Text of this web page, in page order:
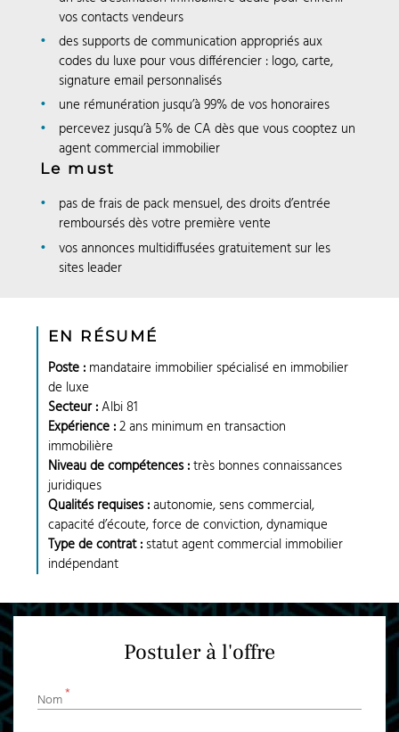
vos contacts vendeurs
des supports de communication appropriés aux
codes du luxe pour vous différencier : logo, carte,
signature email personnalisés
une rémunération jusqu’à 99% de vos honoraires
percevez jusqu’à 5% de CA dès que vous cooptez un
agent commercial immobilier
Le must
pas de frais de pack mensuel, des droits d’entrée
remboursés dès votre première vente
vos annonces multidiffusées gratuitement sur les
sites leader
EN RÉSUMÉ
Poste : mandataire immobilier spécialisé en immobilier
de luxe
Secteur :Albi 81
Expérience :2 ans minimum en transaction
immobilière
Niveau de compétences :très bonnes connaissances
juridiques
Qualités requises :autonomie, sens commercial,
capacité d’écoute, force de conviction, dynamique
Type de contrat : statut agent commercial immobilier
indépendant
Postuler à l'offre
Nom*